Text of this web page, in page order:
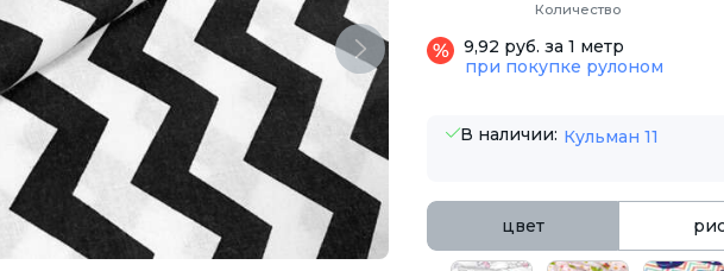
Next
Количество
9,92 руб. за 1 метр
при покупке рулоном
В наличии: Кульман 11
цвет